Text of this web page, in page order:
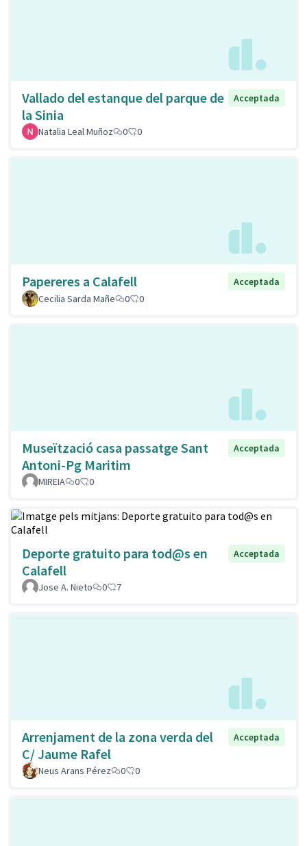
Vallado del estanque del parque de
la Sinia
Acceptada
Natalia Leal Muñoz 0 0
Papereres a Calafell
Acceptada
Cecilia Sarda Mañe
0 0
Museïtzació casa passatge Sant
Antoni-Pg Maritim
Acceptada
MIREIA 0 0
Deporte gratuito para tod@s en
Calafell
Acceptada
Jose A. Nieto 0 7
Arrenjament de la zona verda del
C/ Jaume Rafel
Acceptada
Neus Arans Pérez 0 0